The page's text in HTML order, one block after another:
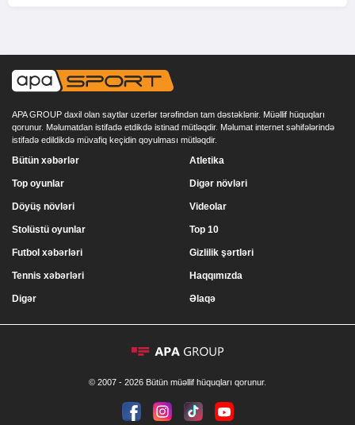
APA GROUP daxil olan saytlar uzerlər tərəfindən tam dəstəklənir. Müəllif hüquqları
qorunur. Məlumatdan istifadə etdikdə istinad mütləqdir. Məlumat internet səhifələrində
istifadə edildikdə müvafiq keçidin qoyulması mütləqdir.
Bütün xəbərlər
Top oyunlar
Döyüş növləri
Stolüstü oyunlar
Atletika
Digər növləri
Videolar
Top 10
Futbol xəbərləri
Tennis xəbərləri
Digər
Gizlilik şərtləri
Haqqımızda
Əlaqə
© 2007 - 2026 Bütün müəllif hüquqları qorunur.